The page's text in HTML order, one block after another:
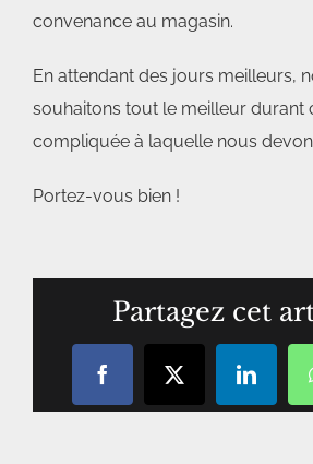
convenance au magasin.
En attendant des jours meilleurs,
souhaitons tout le meilleur durant
compliquée à laquelle nous
Portez-vous bien !
Partagez cet
FacebookX